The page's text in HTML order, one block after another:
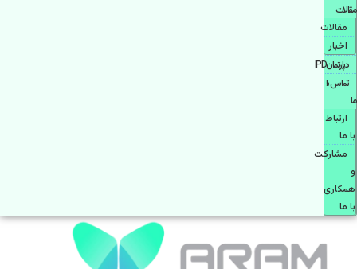
مقالات
مقالات
اخبار
دپارتمانIPD
تماس با
ما
ارتباط
با ما
مشاركت
و
همكاری
با ما